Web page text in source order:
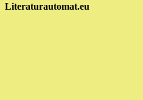
Literaturautomat.eu